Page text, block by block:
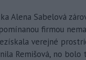
Alena Sabelová
firmou
verejné
Remišová, no